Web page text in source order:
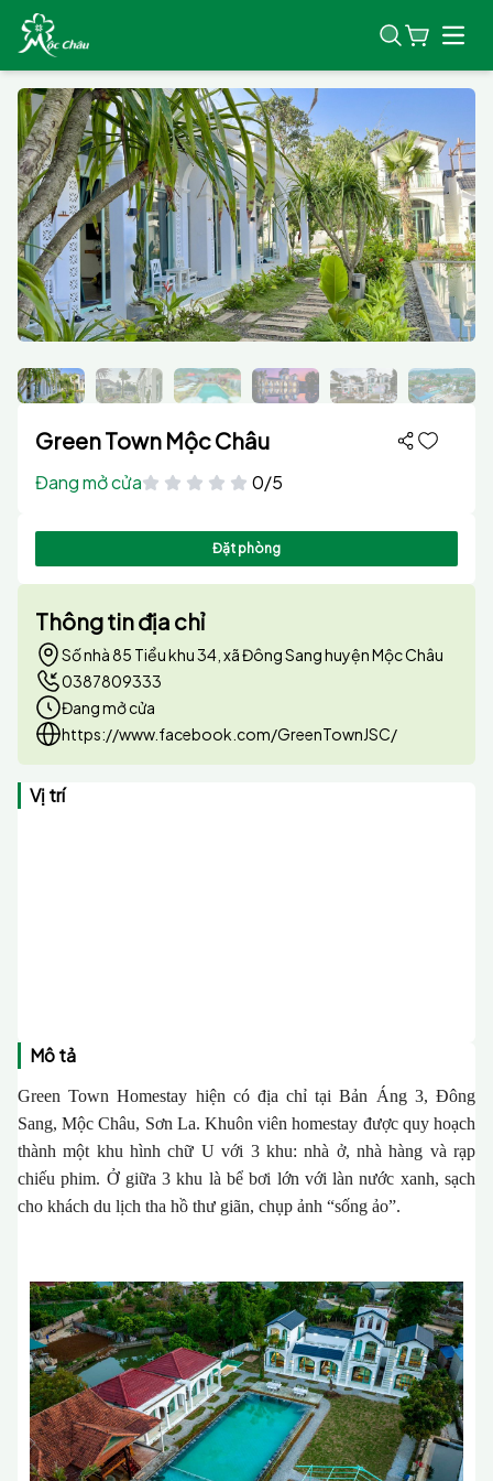
Green Town Mộc Châu
Đang mở cửa 0/5
Đặt phòng
Thông tin địa chỉ
Số nhà 85 Tiểu khu 34, xã Đông Sang huyện Mộc Châu
0387809333
Đang mở cửa
https://www.facebook.com/GreenTownJSC/
Vị trí
Mô tả
Green Town Homestay hiện có địa chỉ tại Bản Áng 3, Đông
Sang, Mộc Châu, Sơn La. Khuôn viên homestay được quy hoạch
thành một khu hình chữ U với 3 khu: nhà ở, nhà hàng và rạp
chiếu phim. Ở giữa 3 khu là bể bơi lớn với làn nước xanh, sạch
cho khách du lịch tha hồ thư giãn, chụp ảnh “sống ảo”.